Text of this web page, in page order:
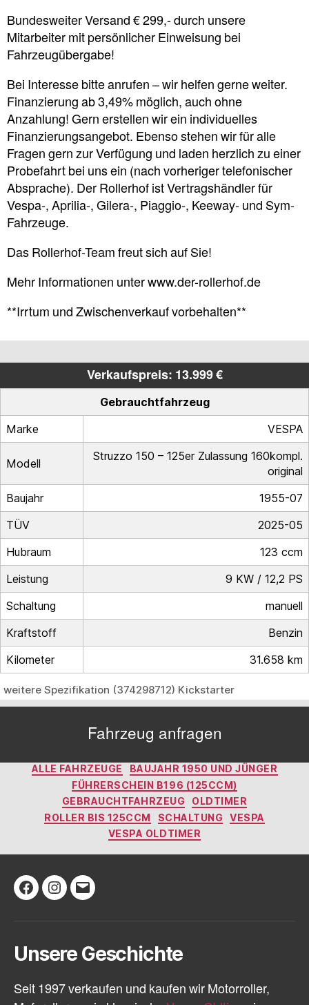
Bundesweiter Versand € 299,- durch unsere
Mitarbeiter mit persönlicher Einweisung bei
Fahrzeugübergabe!
Bei Interesse bitte anrufen – wir helfen gerne weiter.
Finanzierung ab 3,49% möglich, auch ohne
Anzahlung! Gern erstellen wir ein individuelles
Finanzierungsangebot. Ebenso stehen wir für alle
Fragen gern zur Verfügung und laden herzlich zu einer
Probefahrt bei uns ein (nach vorheriger telefonischer
Absprache). Der Rollerhof ist Vertragshändler für
Vespa-, Aprilia-, Gilera-, Piaggio-, Keeway- und Sym-
Fahrzeuge.
Das Rollerhof-Team freut sich auf Sie!
Mehr Informationen unter www.der-rollerhof.de
**Irrtum und Zwischenverkauf vorbehalten**
Verkaufspreis: 13.999 €
Gebrauchtfahrzeug
Marke
VESPA
Modell
Struzzo 150 – 125er Zulassung 160kompl.
original
Baujahr
1955-07
TÜV
2025-05
Hubraum
123 ccm
Leistung
9 KW / 12,2 PS
Schaltung
manuell
Kraftstoff
Benzin
Kilometer
31.658 km
weitere Spezifikation (374298712) Kickstarter
Fahrzeug anfragen
Kategorien
ALLE FAHRZEUGE
BAUJAHR 1950 UND JÜNGER
FÜHRERSCHEIN B196 (125CCM)
GEBRAUCHTFAHRZEUG
OLDTIMER
ROLLER BIS 125CCM
SCHALTUNG
VESPA
VESPA OLDTIMER
Facebook
Instagram
E-
Unsere Geschichte
Seit 1997 verkaufen und kaufen wir Motorroller,